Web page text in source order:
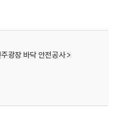
광장 바닥 안전공사 >